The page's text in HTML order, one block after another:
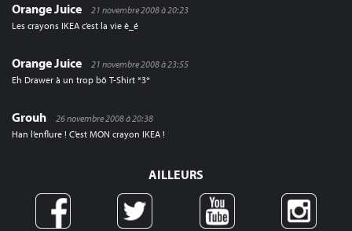
Orange Juice
21 novembre 2008 à 20:23
Les crayons IKEA c’est la vie è_é
Orange Juice
21 novembre 2008 à 23:55
Eh Drawer à un trop bô T-Shirt *3*
Grouh
26 novembre 2008 à 20:38
Han l’enflure ! C’est MON crayon IKEA !
AILLEURS